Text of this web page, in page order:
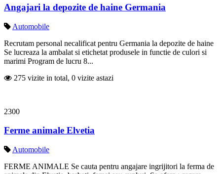
Angajari la depozite de haine Germania
Automobile
Recrutam personal necalificat pentru Germania la depozite de haine
Se lucreaza la ambalat si etichetat produsele in functie de culori si
marimi Program de lucru 8...
275 vizite in total, 0 vizite astazi
2300
Ferme animale Elvetia
Automobile
FERME ANIMALE Se cauta pentru angajare ingrijitori la ferma de